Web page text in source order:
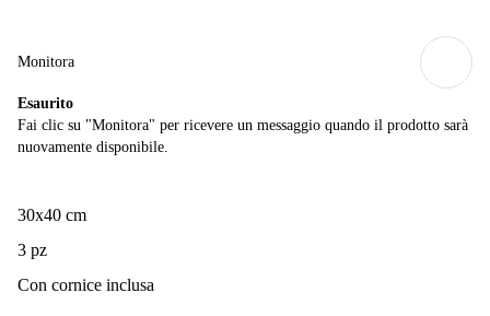
Monitora
Esaurito
Fai clic su "Monitora" per ricevere un messaggio quando il prodotto sarà
nuovamente disponibile.
30x40 cm
3 pz
Con cornice inclusa